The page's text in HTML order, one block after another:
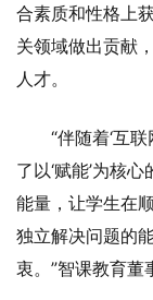
合素质和性格上
关领域做出贡献
人才。
“伴随着‘互
了以‘赋能’为核
能量，让学生在
独立解决问题的
衷。”智课教育董